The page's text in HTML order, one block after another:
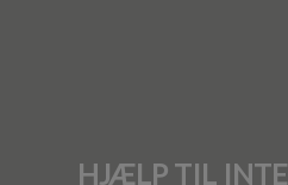
HJÆLP TIL